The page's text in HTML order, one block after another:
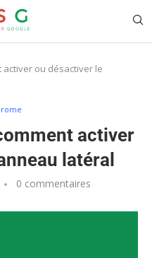
activer ou désactiver le
activer
latéral
0 commentaires